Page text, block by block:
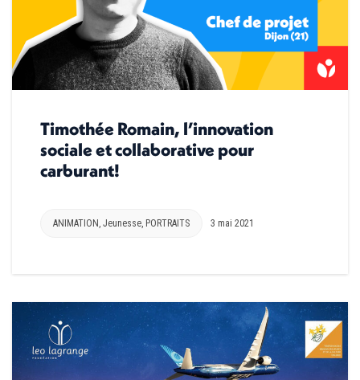
Timothée Romain, l’innovation
sociale et collaborative pour
carburant!
ANIMATION , Jeunesse, PORTRAITS 3 mai 2021